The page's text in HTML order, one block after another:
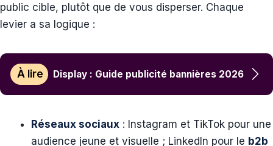
public cible, plutôt que de vous disperser. Chaque
levier a sa logique :
À lire Display : Guide publicité bannières 2026
Réseaux sociaux : Instagram et TikTok pour une
audience jeune et visuelle ; LinkedIn pour le b2b